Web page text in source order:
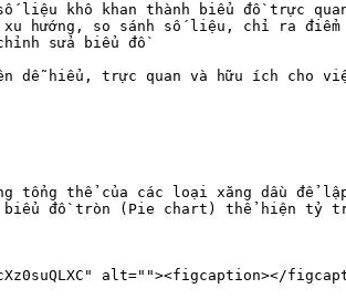
liệu khô khan thành biểu đồ trực
hướng, so sánh số liệu, chỉ ra điểm
sửa biểu đồ
dễ hiểu, trực quan và hữu ích cho
thể của các loại xăng dầu để
đồ tròn (Pie chart) thể hiện tỷ
alt=""><figcaption></